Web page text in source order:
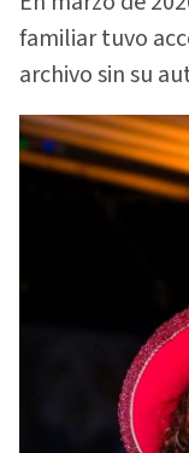
familiar tuvo
archivo sin su